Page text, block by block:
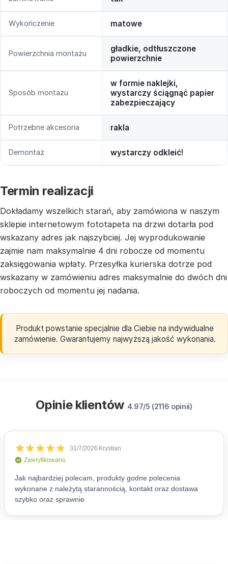
Wykończenie matowe
Powierzchnia montażu
gładkie, odtłuszczone
powierzchnie
Sposób montażu
w formie naklejki,
wystarczy ściągnąć papier
zabezpieczający
Potrzebne akcesoria rakla
Demontaż wystarczy odkleić!
Termin realizacji
Dokładamy wszelkich starań, aby zamówiona w naszym
sklepie internetowym fototapeta na drzwi dotarła pod
wskazany adres jak najszybciej. Jej wyprodukowanie
zajmie nam maksymalnie 4 dni robocze od momentu
zaksięgowania wpłaty. Przesyłka kurierska dotrze pod
wskazany w zamówieniu adres maksymalnie do dwóch dni
roboczych od momentu jej nadania.
Produkt powstanie specjalnie dla Ciebie na indywidualne
zamówienie. Gwarantujemy najwyższą jakość wykonania.
Opinie klientów 4.97/5 (2116 opinii)